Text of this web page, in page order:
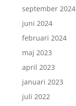
september 2024
juni 2024
februari 2024
maj 2023
april 2023
januari 2023
juli 2022